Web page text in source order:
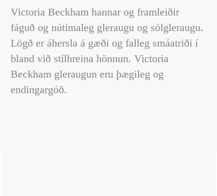
Victoria Beckham hannar og framleiðir
fáguð og nútímaleg gleraugu og sólgleraugu.
Lögð er áhersla á gæði og falleg smáatriði í
bland við stílhreina hönnun. Victoria
Beckham gleraugun eru þægileg og
endingargóð.